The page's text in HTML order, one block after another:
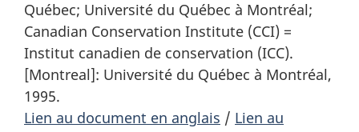
Québec; Université du Québec à Montréal;
Canadian Conservation Institute (CCI) =
Institut canadien de conservation (ICC).
[Montreal]: Université du Québec à Montréal,
1995.
Lien au document en anglais / Lien au